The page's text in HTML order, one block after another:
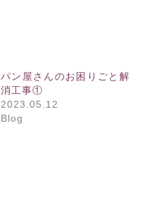
パン屋さんのお困りごと解
消工事①
2023.05.12
Blog